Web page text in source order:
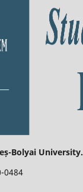
Bolyai University.
0484